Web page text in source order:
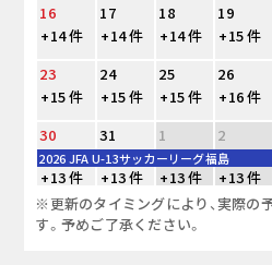
16
17 18 19
+14 件
+14 件 +14 件 +15 件
23
24 25 26
+15 件
+15 件 +15 件 +16 件
30
31 1 2
2026 JFA U-13サッカーリーグ福島
+13 件 +13 件 +13 件 +13 件
※更新のタイミングにより、実際の
す。予めご了承ください。